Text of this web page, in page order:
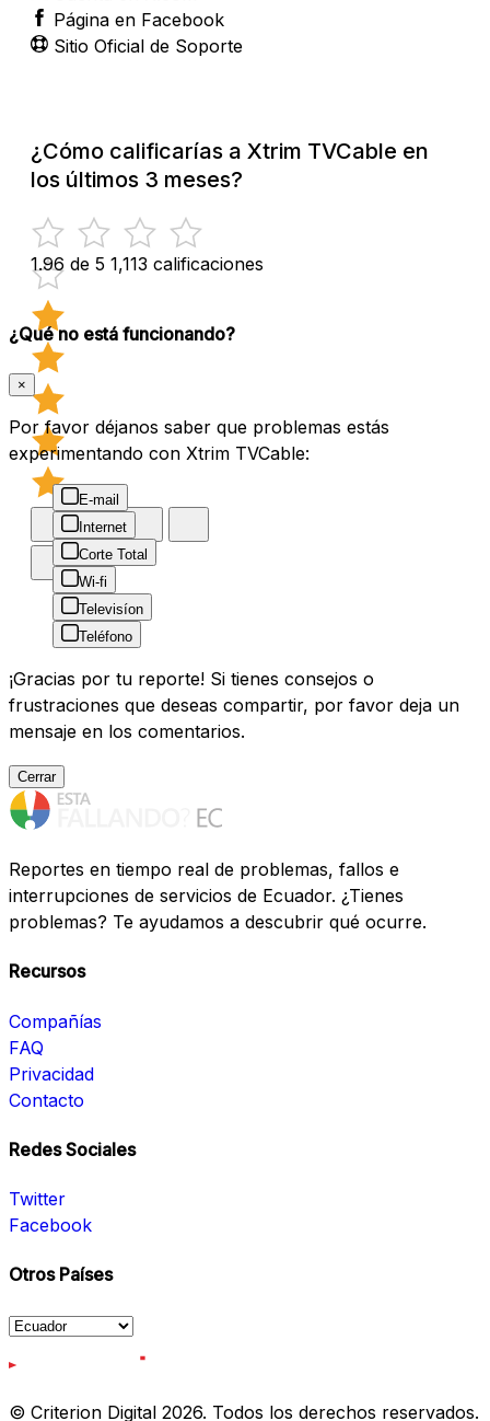
Página en Facebook
Sitio Oficial de Soporte
¿Cómo calificarías a Xtrim TVCable en
los últimos 3 meses?
1.96 de 5 1,113 calificaciones
¿Qué no está funcionando?
×
Por favor déjanos saber que problemas estás
experimentando con Xtrim TVCable:
E-mail
Internet
Corte Total
Wi-fi
Televisíon
Teléfono
¡Gracias por tu reporte! Si tienes consejos o
frustraciones que deseas compartir, por favor deja un
mensaje en los comentarios.
Cerrar
Reportes en tiempo real de problemas, fallos e
interrupciones de servicios de Ecuador. ¿Tienes
problemas? Te ayudamos a descubrir qué ocurre.
Recursos
Compañías
FAQ
Privacidad
Contacto
Redes Sociales
Twitter
Facebook
Otros Países
© Criterion Digital 2026. Todos los derechos reservados.